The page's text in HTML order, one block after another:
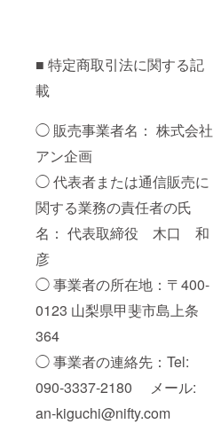
■ 特定商取引法に関する記
載
◯ 販売事業者名： 株式会社
アン企画
◯ 代表者または通信販売に
関する業務の責任者の氏
名： 代表取締役 木口 和
彦
◯ 事業者の所在地：〒400-
0123 山梨県甲斐市島上条
364
◯ 事業者の連絡先：Tel:
090-3337-2180 メール:
an-kiguchi@nifty.com